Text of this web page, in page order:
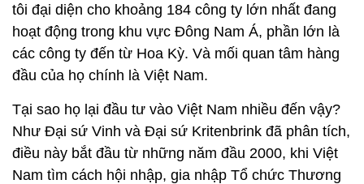
tôi đại diện cho khoảng 184 công ty lớn nhất đang
hoạt động trong khu vực Đông Nam Á, phần lớn là
các công ty đến từ Hoa Kỳ. Và mối quan tâm hàng
đầu của họ chính là Việt Nam.
Tại sao họ lại đầu tư vào Việt Nam nhiều đến vậy?
Như Đại sứ Vinh và Đại sứ Kritenbrink đã phân tích,
điều này bắt đầu từ những năm đầu 2000, khi Việt
Nam tìm cách hội nhập, gia nhập Tổ chức Thương